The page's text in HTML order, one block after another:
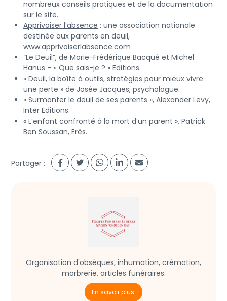
nombreux conseils pratiques et de la documentation
sur le site.
Apprivoiser l’absence : une association nationale
destinée aux parents en deuil,
www.apprivoiserlabsence.com
“Le Deuil”, de Marie-Frédérique Bacqué et Michel
Hanus – « Que sais-je ? » Editions.
« Deuil, la boîte à outils, stratégies pour mieux vivre
une perte » de Josée Jacques, psychologue.
« Surmonter le deuil de ses parents », Alexander Levy,
Inter Editions.
« L’enfant confronté à la mort d’un parent », Patrick
Ben Soussan, Erès.
Partager :
Organisation d'obsèques, inhumation, crémation,
marbrerie, articles funéraires.
En savoir plus